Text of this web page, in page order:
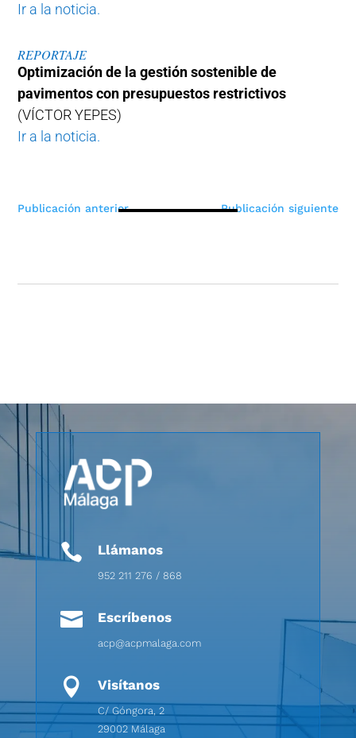
Ir a la noticia.
REPORTAJE
Optimización de la gestión sostenible de
pavimentos con presupuestos restrictivos
(VÍCTOR YEPES)
Ir a la noticia.
Navegación
Publicación anterior Publicación siguiente
 Llámanos
952 211 276 / 868
 Escríbenos
acp@acpmalaga.com
 Visítanos
C/ Góngora, 2
29002 Málaga